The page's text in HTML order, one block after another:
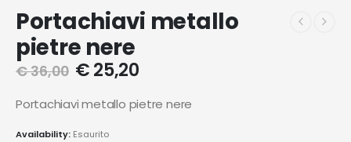
Portachiavi metallo
pietre nere
€36,00 €25,20
Portachiavi metallo pietre nere
Availability: Esaurito